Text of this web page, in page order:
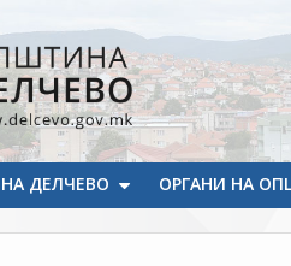
ДЕЛЧЕВО ОРГАНИ НА